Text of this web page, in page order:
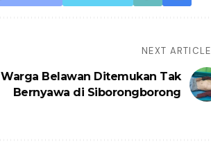
NEXT ARTICLE
Warga Belawan Ditemukan Tak
Bernyawa di Siborongborong